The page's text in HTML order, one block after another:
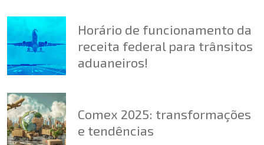
Horário de funcionamento da
receita federal para trânsitos
aduaneiros!
Comex 2025: transformações
e tendências